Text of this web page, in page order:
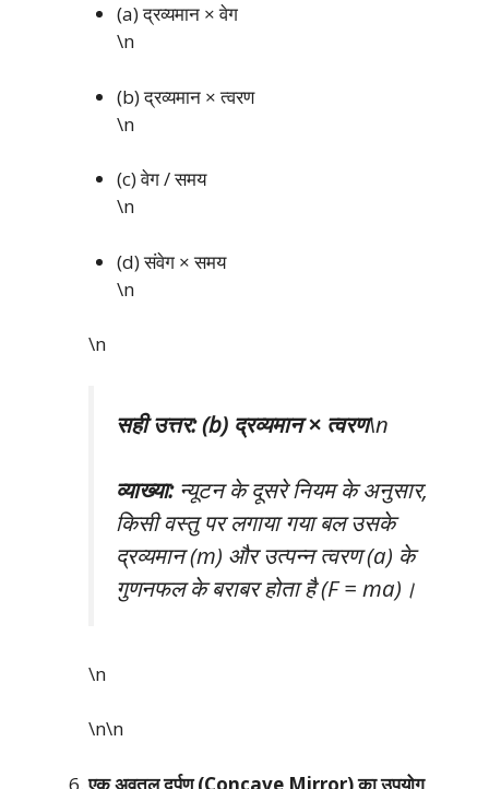
(a) द्रव्यमान × वेग
\n
(b) द्रव्यमान × त्वरण
\n
(c) वेग / समय
\n
(d) संवेग × समय
\n
\n
सही उत्तर: (b) द्रव्यमान × त्वरण\n
व्याख्या:न्यूटन के दूसरे नियम के अनुसार,
किसी वस्तु पर लगाया गया बल उसके
द्रव्यमान (m) और उत्पन्न त्वरण (a) के
गुणनफल के बराबर होता है (F = ma)।
\n
\n\n